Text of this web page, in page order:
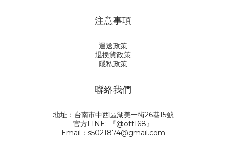
注意事項
運送政策
退換貨政策
隱私政策
聯絡我們
地址：台南市中西區湖美一街26巷15號
官方LINE: 『@otf168』
Email：s5021874@gmail.com